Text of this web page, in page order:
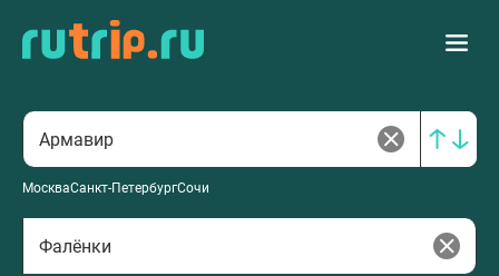
МоскваСанкт-ПетербургСочи